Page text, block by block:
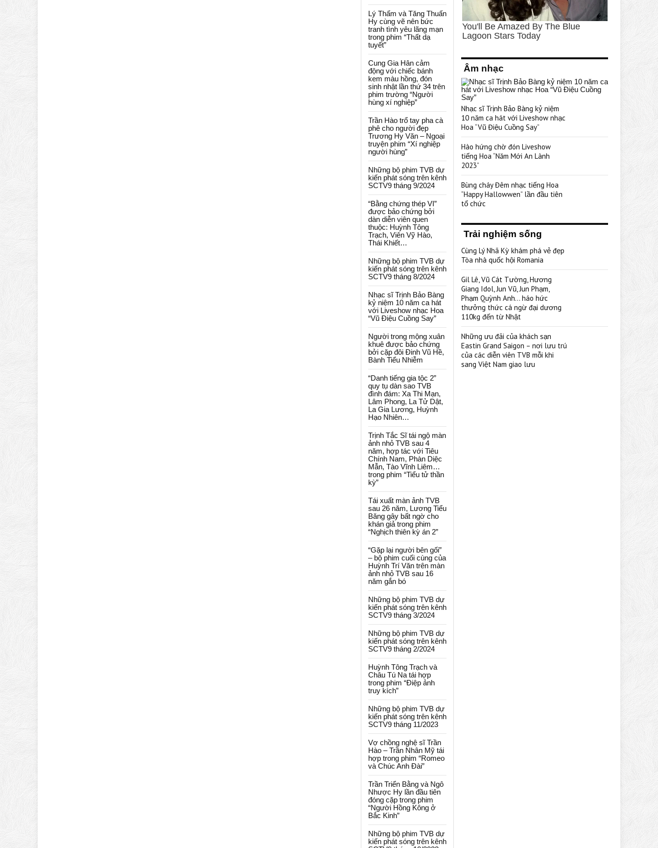
Lý Thấm và Tăng Thuấn
Hy cùng vẽ nên bức
tranh tình yêu lãng mạn
trong phim “Thất dạ
tuyết”
Cung Gia Hân cảm
động với chiếc bánh
kem màu hồng, đón
sinh nhật lần thứ 34 trên
phim trường “Người
hùng xí nghiệp”
Trần Hào trổ tay pha cà
phê cho người đẹp
Trương Hy Văn – Ngoại
truyện phim “Xí nghiệp
người hùng”
Những bộ phim TVB dự
kiến phát sóng trên kênh
SCTV9 tháng 9/2024
“Bằng chứng thép VI”
được bảo chứng bởi
dàn diễn viên quen
thuộc: Huỳnh Tông
Trạch, Viên Vỹ Hào,
Thái Khiết…
Những bộ phim TVB dự
kiến phát sóng trên kênh
SCTV9 tháng 8/2024
Nhạc sĩ Trịnh Bảo Bàng
kỷ niệm 10 năm ca hát
với Liveshow nhạc Hoa
“Vũ Điệu Cuồng Say”
Người trong mộng xuân
khuê được bảo chứng
bởi cặp đôi Đinh Vũ Hề,
Bành Tiểu Nhiễm
“Danh tiếng gia tộc 2”
quy tụ dàn sao TVB
đình đám: Xa Thi Mạn,
Lâm Phong, La Tử Dật,
La Gia Lương, Huỳnh
Hạo Nhiên…
Trịnh Tắc Sĩ tái ngộ màn
ảnh nhỏ TVB sau 4
năm, hợp tác với Tiêu
Chính Nam, Phàn Diệc
Mẫn, Tào Vĩnh Liêm…
trong phim “Tiểu tử thần
kỳ”
Tái xuất màn ảnh TVB
sau 26 năm, Lương Tiểu
Băng gây bất ngờ cho
khán giả trong phim
“Nghịch thiên kỳ án 2”
“Gặp lại người bên gối”
– bộ phim cuối cùng của
Huỳnh Trí Văn trên màn
ảnh nhỏ TVB sau 16
năm gắn bó
Những bộ phim TVB dự
kiến phát sóng trên kênh
SCTV9 tháng 3/2024
Những bộ phim TVB dự
kiến phát sóng trên kênh
SCTV9 tháng 2/2024
Huỳnh Tông Trạch và
Châu Tú Na tái hợp
trong phim “Điệp ảnh
truy kích”
Những bộ phim TVB dự
kiến phát sóng trên kênh
SCTV9 tháng 11/2023
Vợ chồng nghệ sĩ Trần
Hào – Trần Nhân Mỹ tái
hợp trong phim “Romeo
và Chúc Anh Đài”
Trần Triển Bằng và Ngô
Nhược Hy lần đầu tiên
đóng cặp trong phim
“Người Hồng Kông ở
Bắc Kinh”
Những bộ phim TVB dự
kiến phát sóng trên kênh
Âm nhạc
Nhạc sĩ Trịnh Bảo Bàng kỷ niệm
10 năm ca hát với Liveshow nhạc
Hoa “Vũ Điệu Cuồng Say”
Hào hứng chờ đón Liveshow
tiếng Hoa “Năm Mới An Lành
2023”
Bùng cháy Đêm nhạc tiếng Hoa
“Happy Hallowwen” lần đầu tiên
tổ chức
Trải nghiệm sống
Cùng Lý Nhã Kỳ khám phá vẻ đẹp
Tòa nhà quốc hội Romania
Gil Lê, Vũ Cát Tường, Hương
Giang Idol, Jun Vũ, Jun Phạm,
Phạm Quỳnh Anh… háo hức
thưởng thức cá ngừ đại dương
110kg đến từ Nhật
Những ưu đãi của khách sạn
Eastin Grand Saigon – nơi lưu trú
của các diễn viên TVB mỗi khi
sang Việt Nam giao lưu